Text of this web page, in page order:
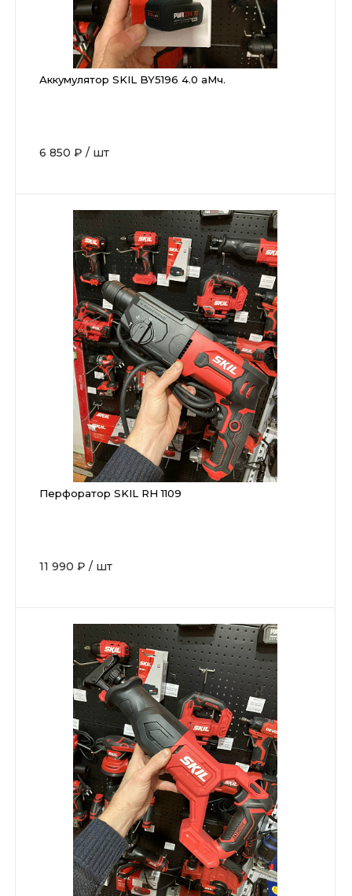
Аккумулятор SKIL BY5196 4.0 аМч.
6 850 ₽ / шт
Перфоратор SKIL RH 1109
11 990 ₽ / шт